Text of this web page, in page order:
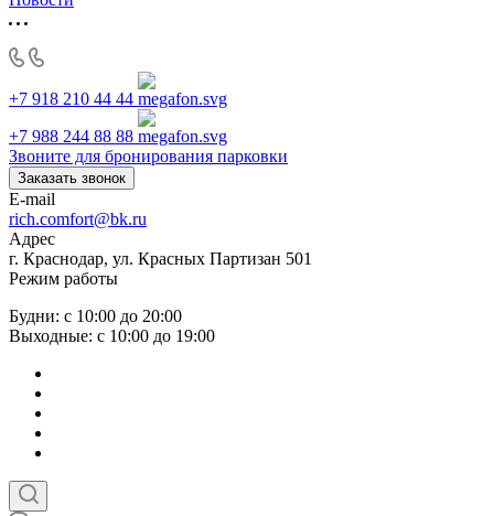
+7 918 210 44 44
+7 988 244 88 88
Звоните для бронирования парковки
Заказать звонок
E-mail
rich.comfort@bk.ru
Адрес
г. Краснодар, ул. Красных Партизан 501
Режим работы
Будни: с 10:00 до 20:00
Выходные: с 10:00 до 19:00